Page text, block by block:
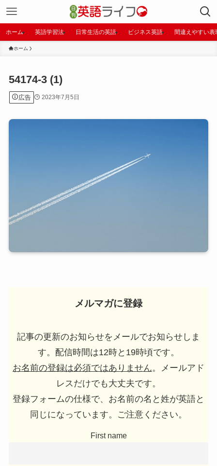
ホーム 英語学習法 日常生活の英語 ビジネス英語 間違えやすい表
ホーム
54174-3 (1)
広告 2023年7月5日
メルマガに登録
記事の更新のお知らせをメールでお知らせしま
す。配信時間は12時と19時頃です。
お名前の登録は必須ではありません。メールアド
レスだけでも大丈夫です。
登録フォームの仕様で、お名前の名と姓が英語と
同じになっています。ご注意ください。
First name